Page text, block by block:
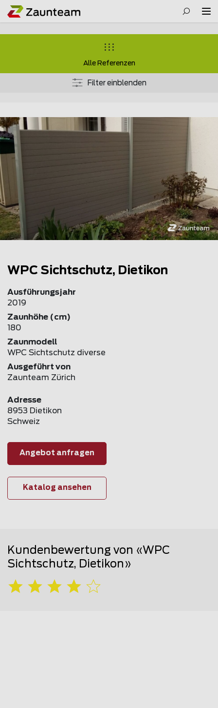
Alle Referenzen
Filter einblenden
WPC Sichtschutz, Dietikon
Ausführungsjahr
2019
Zaunhöhe (cm)
180
Zaunmodell
WPC Sichtschutz diverse
Ausgeführt von
Zaunteam Zürich
Adresse
8953 Dietikon
Schweiz
Angebot anfragen
Katalog ansehen
Kundenbewertung von «WPC
Sichtschutz, Dietikon»